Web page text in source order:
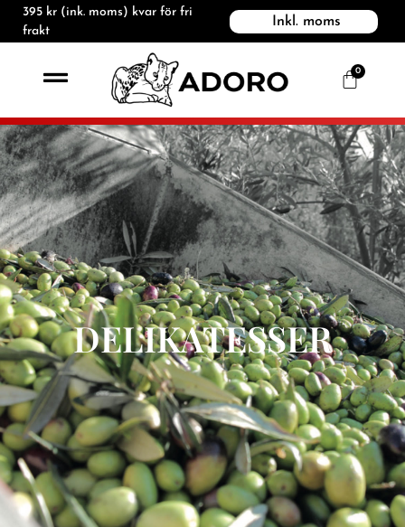
395 kr (ink. moms) kvar för fri
frakt
Inkl. moms
0
DELIKATESSER